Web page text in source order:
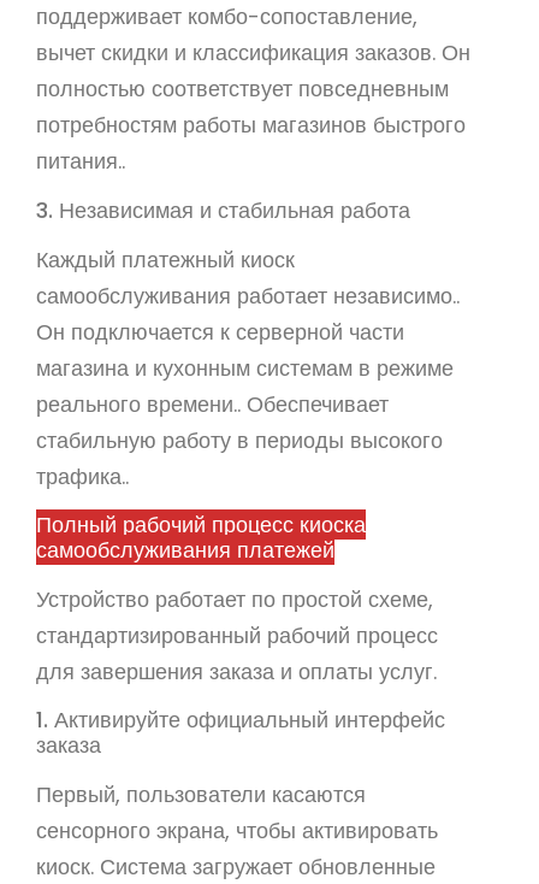
поддерживает комбо-сопоставление,
вычет скидки и классификация заказов. Он
полностью соответствует повседневным
потребностям работы магазинов быстрого
питания..
3. Независимая и стабильная работа
Каждый платежный киоск
самообслуживания работает независимо..
Он подключается к серверной части
магазина и кухонным системам в режиме
реального времени.. Обеспечивает
стабильную работу в периоды высокого
трафика..
Полный рабочий процесс киоска
самообслуживания платежей
Устройство работает по простой схеме,
стандартизированный рабочий процесс
для завершения заказа и оплаты услуг.
1. Активируйте официальный интерфейс
заказа
Первый, пользователи касаются
сенсорного экрана, чтобы активировать
киоск. Система загружает обновленные